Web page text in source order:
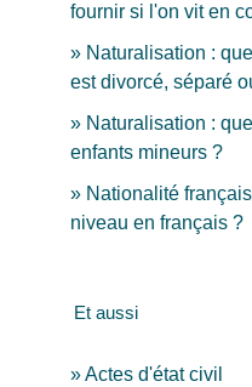
fournir si l'on vit en
Naturalisation :
est divorcé, séparé
Naturalisation :
enfants mineurs ?
Nationalité
niveau en français ?
Et aussi
Actes d'état civil